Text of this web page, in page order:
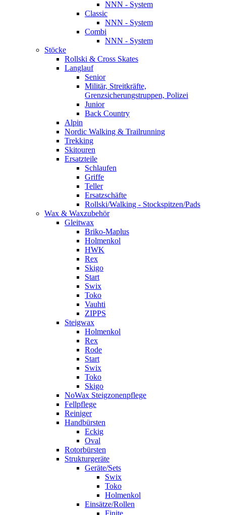
NNN - System
Classic
NNN - System
Combi
NNN - System
Stöcke
Rollski & Cross Skates
Langlauf
Senior
Militär, Streitkräfte,
Grenzsicherungstruppen, Polizei
Junior
Back Country
Alpin
Nordic Walking & Trailrunning
Trekking
Skitouren
Ersatzteile
Schlaufen
Griffe
Teller
Ersatzschäfte
Rollski/Walking - Stockspitzen/Pads
Wax & Waxzubehör
Gleitwax
Briko-Maplus
Holmenkol
HWK
Rex
Skigo
Start
Swix
Toko
Vauhti
ZIPPS
Steigwax
Holmenkol
Rex
Rode
Start
Swix
Toko
Skigo
NoWax Steigzonenpflege
Fellpflege
Reiniger
Handbürsten
Eckig
Oval
Rotorbürsten
Strukturgeräte
Geräte/Sets
Swix
Toko
Holmenkol
Einsätze/Rollen
Finite